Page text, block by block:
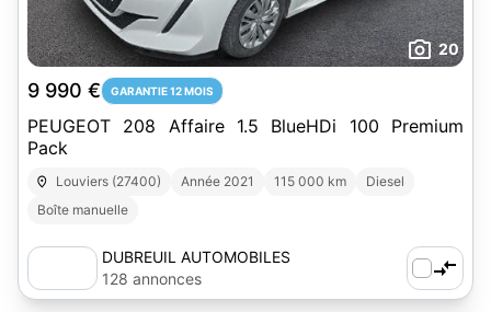
20
9 990 € GARANTIE 12 MOIS
PEUGEOT 208 Affaire 1.5 BlueHDi 100 Premium
Pack
Louviers (27400) Année 2021 115 000 km
Diesel
Boîte manuelle
DUBREUIL AUTOMOBILES
128 annonces